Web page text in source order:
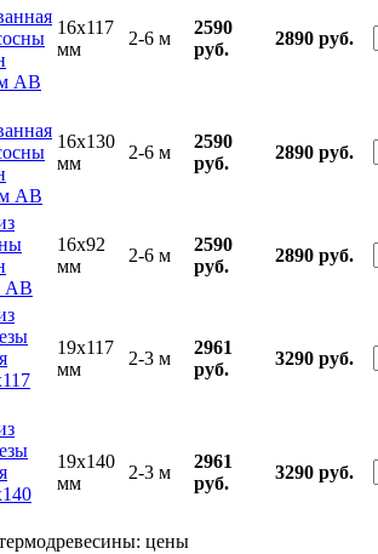
АВ
16x117
мм
2-6 м
2590
руб.
2890 руб.
АВ
16x130
мм
2-6 м
2590
руб.
2890 руб.
АВ
16x92
мм
2-6 м
2590
руб.
2890 руб.
19x117
мм
2-3 м
2961
руб.
3290 руб.
19x140
мм
2-3 м
2961
руб.
3290 руб.
цены